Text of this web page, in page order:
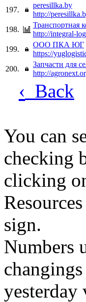
197.
peresillka.by
http://
198.
Транспортная
http://integral-
199.
ООО ПКА ЮГ
https://
200.
Запчасти для
http://
‹ Back
You can
checking
clicking
sign.
Numbers
yesterday